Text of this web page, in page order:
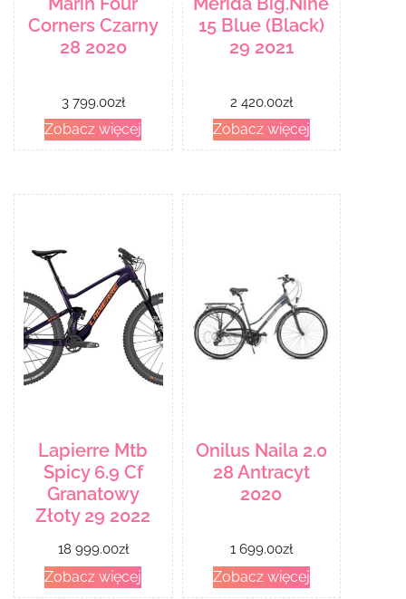
Corners Czarny
28 2020
3 799.00zł
Zobacz więcej
15 Blue (Black)
29 2021
2 420.00zł
Zobacz więcej
Lapierre Mtb
Spicy 6.9 Cf
Granatowy
Złoty 29 2022
18 999.00zł
Zobacz więcej
Onilus Naila 2.0
28 Antracyt
2020
1 699.00zł
Zobacz więcej